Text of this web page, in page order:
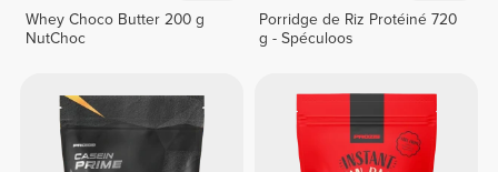
Whey Choco Butter 200 g
NutChoc
Porridge de Riz Protéiné 720
g - Spéculoos